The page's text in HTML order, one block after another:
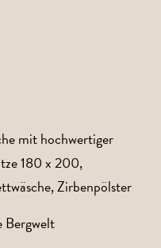
mit hochwertiger
180 x 200,
Zirbenpölster
Bergwelt